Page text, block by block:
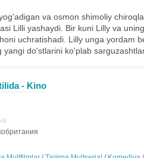
va osmon shimoliy
Lilli yashaydi. Bir kuni Lilly va
uchratishadi. Lilly unga yordam
do'stlarini ko'plab
- Kino